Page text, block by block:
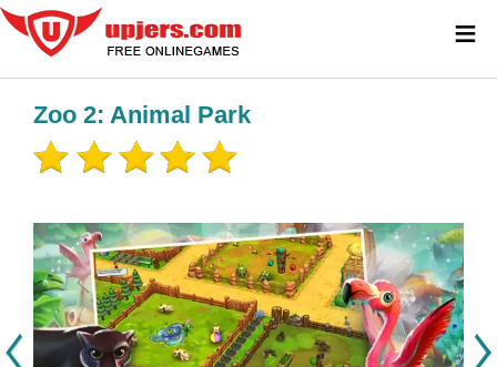
Zoo 2: Animal Park
≡